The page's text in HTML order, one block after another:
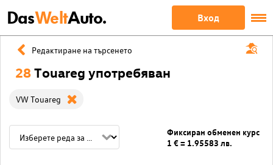
DasWeltAuto. Вход
Редактиране на търсенето
28Touareg употребяван
VW Touareg
Фиксиран обменен курс
1 € = 1.95583 лв.